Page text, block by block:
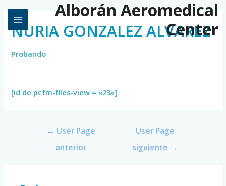
Alborán Aeromedical
Center
NURIA GONZALEZ ALVAREZ
Probando
[id de pcfm-files-view = «23»]
← User Page
anterior
User Page
siguiente →